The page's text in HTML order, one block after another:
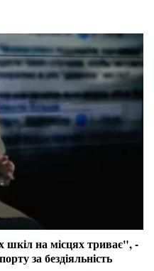
шкіл на місцях триває", -
за бездіяльність